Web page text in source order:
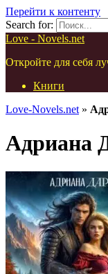
Перейти к контенту
Search for:
Love - Novels.net
Откройте для себя
Книги
Love-Novels.net »
Адриана